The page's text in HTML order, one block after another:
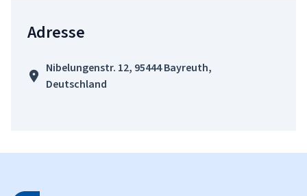
Adresse
Nibelungenstr. 12, 95444 Bayreuth,
Deutschland